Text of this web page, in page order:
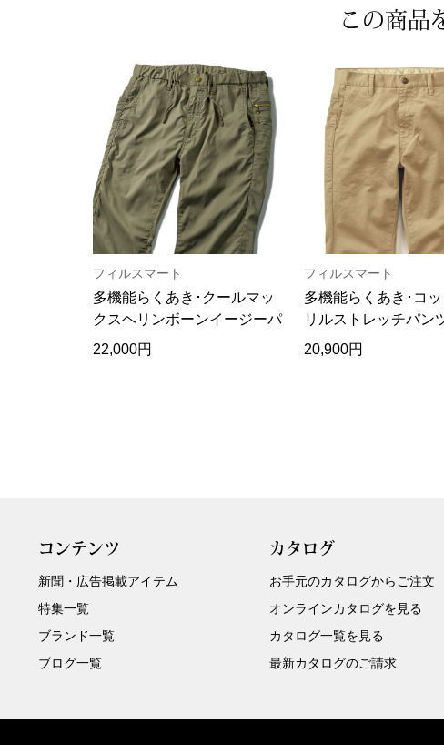
この商品
フィルスマート
多機能らくあき･クールマッ
クスヘリンボーンイージーパ
ンツ
22,000円
フィルスマート
多機能らくあき･コ
リルストレッチパン
20,900円
コンテンツ
新聞・広告掲載アイテム
特集一覧
ブランド一覧
ブログ一覧
カタログ
お手元のカタログからご注文
オンラインカタログを見る
カタログ一覧を見る
最新カタログのご請求